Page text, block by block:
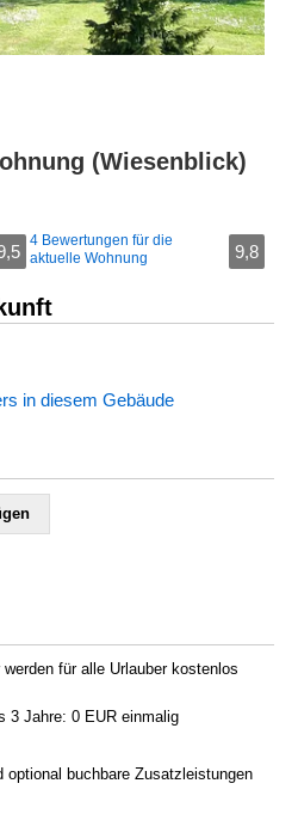
(Wiesenblick)
4 Bewertungen für die
aktuelle Wohnung
9,8
in diesem Gebäude
für alle Urlauber kostenlos
3 Jahre: 0 EUR einmalig
buchbare Zusatzleistungen